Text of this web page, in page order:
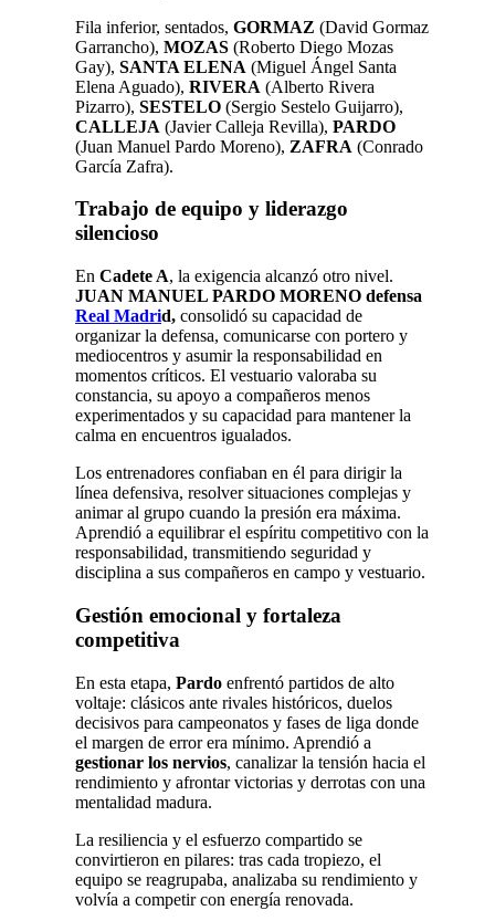
Fila inferior, sentados, GORMAZ (David Gormaz
Garrancho), MOZAS (Roberto Diego Mozas
Gay), SANTA ELENA (Miguel Ángel Santa
Elena Aguado), RIVERA (Alberto Rivera
Pizarro), SESTELO (Sergio Sestelo Guijarro),
CALLEJA (Javier Calleja Revilla), PARDO
(Juan Manuel Pardo Moreno), ZAFRA (Conrado
García Zafra).
Trabajo de equipo y liderazgo
silencioso
En Cadete A, la exigencia alcanzó otro nivel.
JUAN MANUEL PARDO MORENO defensa
Real Madrid, consolidó su capacidad de
organizar la defensa, comunicarse con portero y
mediocentros y asumir la responsabilidad en
momentos críticos. El vestuario valoraba su
constancia, su apoyo a compañeros menos
experimentados y su capacidad para mantener la
calma en encuentros igualados.
Los entrenadores confiaban en él para dirigir la
línea defensiva, resolver situaciones complejas y
animar al grupo cuando la presión era máxima.
Aprendió a equilibrar el espíritu competitivo con la
responsabilidad, transmitiendo seguridad y
disciplina a sus compañeros en campo y vestuario.
Gestión emocional y fortaleza
competitiva
En esta etapa, Pardo enfrentó partidos de alto
voltaje: clásicos ante rivales históricos, duelos
decisivos para campeonatos y fases de liga donde
el margen de error era mínimo. Aprendió a
gestionar los nervios, canalizar la tensión hacia el
rendimiento y afrontar victorias y derrotas con una
mentalidad madura.
La resiliencia y el esfuerzo compartido se
convirtieron en pilares: tras cada tropiezo, el
equipo se reagrupaba, analizaba su rendimiento y
volvía a competir con energía renovada.